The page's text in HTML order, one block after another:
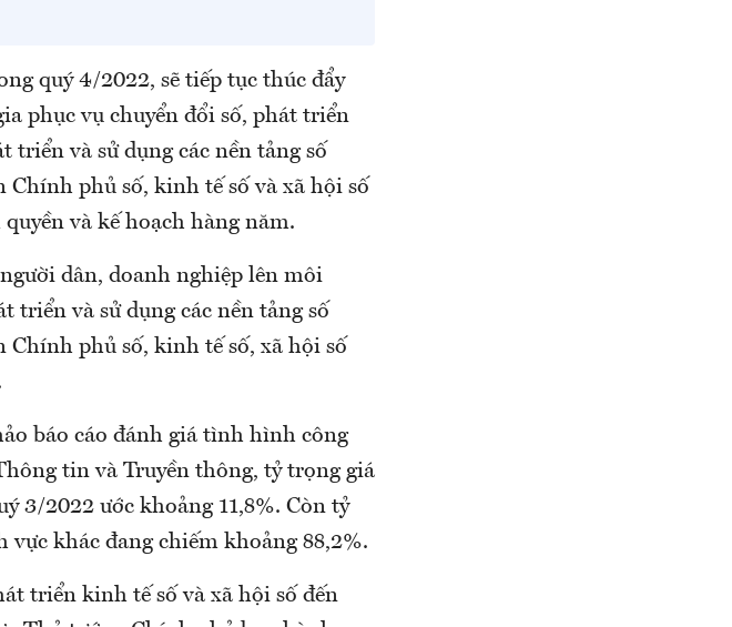
quý 4/2022, sẽ tiếp tục thúc đẩy
phục vụ chuyển đổi số, phát triển
triển và sử dụng các nền tảng số
Chính phủ số, kinh tế số và xã hội số
và kế hoạch hàng năm.
dân, doanh nghiệp lên môi
triển và sử dụng các nền tảng số
Chính phủ số, kinh tế số, xã hội số
báo cáo đánh giá tình hình công
tin và Truyền thông, tỷ trọng giá
3/2022 ước khoảng 11,8%. Còn tỷ
khác đang chiếm khoảng 88,2%.
triển kinh tế số và xã hội số đến